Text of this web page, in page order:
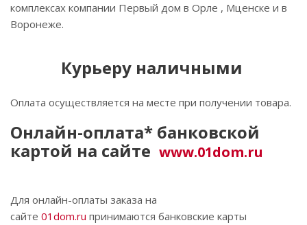
комплексах компании Первый дом в Орле , Мценске и в
Воронеже.
Курьеру наличными
Оплата осуществляется на месте при получении товара.
Онлайн-оплата* банковской
картой на сайте www.01dom.ru
Для онлайн-оплаты заказа на
сайте 01dom.ru принимаются банковские карты